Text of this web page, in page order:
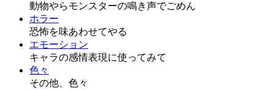
動物やらモンスターの鳴き声でごめん
ホラー
恐怖を味あわせてやる
エモーション
キャラの感情表現に使ってみて
色々
その他、色々